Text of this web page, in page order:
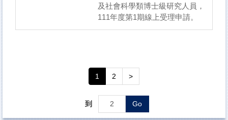
及社會科學類博士級研究人員，
111年度第1期線上受理申請。
1 2 >
到 Go